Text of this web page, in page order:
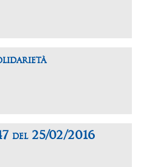
del 25/02/2016